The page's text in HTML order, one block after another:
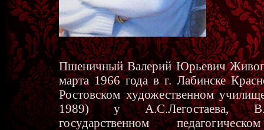
Пшеничный Валерий Юрьевич
марта 1966 года в г. Лабинске
Ростовском художественном
1989) у А.С.Легостаева,
государственном